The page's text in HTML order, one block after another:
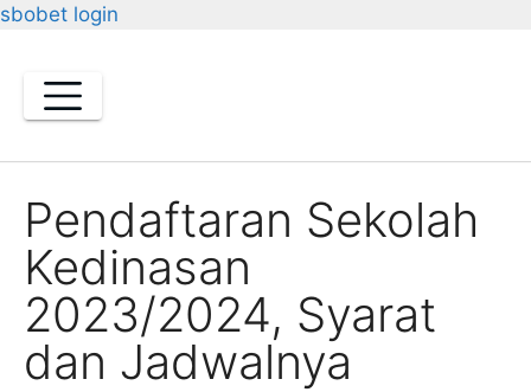
sbobet login
content
Pendaftaran Sekolah
Kedinasan
2023/2024, Syarat
dan Jadwalnya